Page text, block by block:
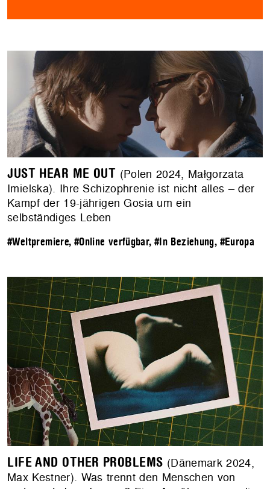
JUST HEAR ME OUT (Polen 2024, Małgorzata
Imielska). Ihre Schizophrenie ist nicht alles – der
Kampf der 19-jährigen Gosia um ein
selbständiges Leben
#Weltpremiere, #Online verfügbar, #In Beziehung, #Europa
LIFE AND OTHER PROBLEMS (Dänemark 2024,
Max Kestner). Was trennt den Menschen von